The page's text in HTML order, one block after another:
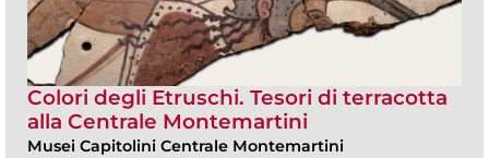
Colori degli Etruschi. Tesori di terracotta
alla Centrale Montemartini
Musei Capitolini Centrale Montemartini